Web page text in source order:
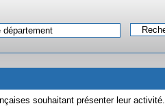
souhaitant présenter leur activité.